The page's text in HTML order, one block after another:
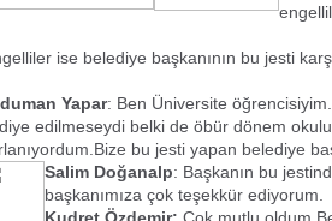
ise belediye başkanının bu jesti
Yapar: Ben Üniversite
edilmeseydi belki de öbür dönem
bu jesti yapan belediye
Salim Doğanalp: Başkanın bu
başkanımıza çok teşekkür ediyorum.